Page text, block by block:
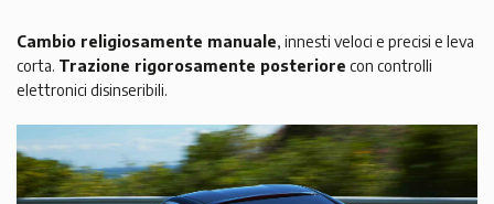
Cambio religiosamente manuale, innesti veloci e precisi e leva
corta. Trazione rigorosamente posteriore con controlli
elettronici disinseribili.